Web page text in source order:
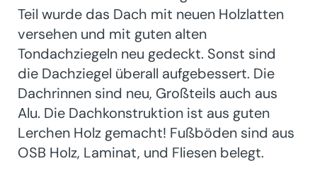
Teil wurde das Dach mit neuen Holzlatten
versehen und mit guten alten
Tondachziegeln neu gedeckt. Sonst sind
die Dachziegel überall aufgebessert. Die
Dachrinnen sind neu, Großteils auch aus
Alu. Die Dachkonstruktion ist aus guten
Lerchen Holz gemacht! Fußböden sind aus
OSB Holz, Laminat, und Fliesen belegt.